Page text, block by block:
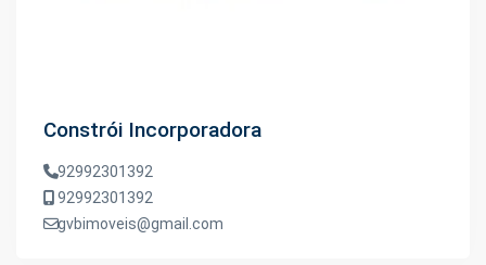
Constrói Incorporadora
92992301392
92992301392
gvbimoveis@gmail.com